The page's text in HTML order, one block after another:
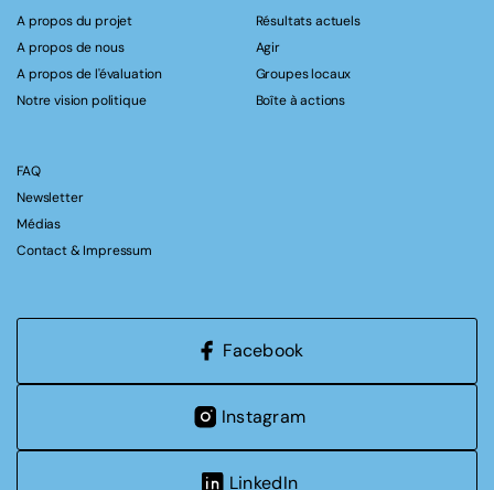
A propos du projet
A propos de nous
A propos de l'évaluation
Notre vision politique
Résultats actuels
Agir
Groupes locaux
Boîte à actions
FAQ
Newsletter
Médias
Contact & Impressum
Facebook
Instagram
LinkedIn